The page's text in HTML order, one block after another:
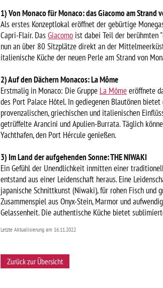
1) Von Monaco für Monaco: das Giacomo am Strand
Als erstes Konzeptlokal eröffnet der gebürtige
Capri-Flair. DasGiacomo ist dabei Teil der berühmten
nun an über 80 Sitzplätze direkt an der
italienische Küche der neuen Perle am Strand von
2) Auf den Dächern Monacos: La Môme
Erstmalig in Monaco: Die Gruppe La Mômeeröffnete
des Port Palace Hôtel. In gediegenen Blautönen
provenzalischen, griechischen und italienischen
getrüffelte Arancini und Apulien-Burrata. Täglich
Yachthafen, den Port Hércule genießen.
3) Im Land der aufgehenden Sonne: THE NIWAKI
Ein Gefühl der Unendlichkeit inmitten einer
entstand aus einer Leidenschaft heraus. Eine
japanische Schnittkunst (Niwaki), für rohen Fisch und
Zusammenspiel aus Onyx-Stein, Marmor und
Gelassenheit. Die authentische Küche bietet
Letzte Aktualisierung am 16.11.2022
Zurück zur Übersicht